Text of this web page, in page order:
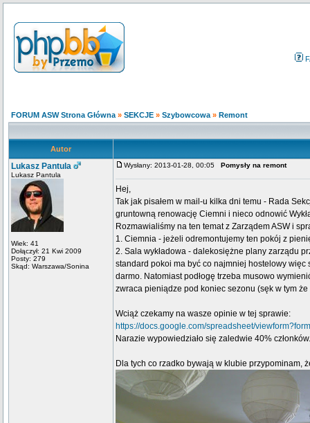
FORUM ASW Strona Główna » SEKCJE » Szybowcowa » Remont
Autor
Lukasz Pantula
Lukasz Pantula
Wiek: 41
Dołączył: 21 Kwi 2009
Posty: 279
Skąd: Warszawa/Sonina
Wysłany: 2013-01-28, 00:05 Pomysły na remont
Hej,
Tak jak pisałem w mail-u kilka dni temu - Rada
gruntowną renowację Ciemni i nieco odnowić
Rozmawialiśmy na ten temat z Zarządem ASW i
1. Ciemnia - jeżeli odremontujemy ten pokój z
2. Sala wykładowa - dalekosiężne plany zarządu
standard pokoi ma być co najmniej hostelowy więc
darmo. Natomiast podłogę trzeba musowo
zwraca pieniądze pod koniec sezonu (sęk w tym
Wciąż czekamy na wasze opinie w tej sprawie:
https://docs.google.com/spreadsheet/
Narazie wypowiedziało się zaledwie 40%
Dla tych co rzadko bywają w klubie przypominam,